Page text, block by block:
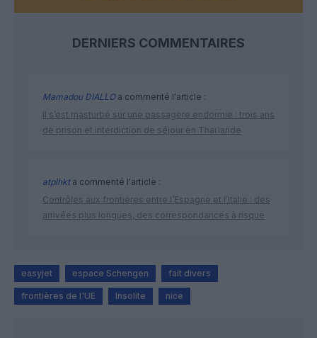
DERNIERS COMMENTAIRES
Mamadou DIALLOa commenté l'article :
Il s’est masturbé sur une passagère endormie : trois ans
de prison et interdiction de séjour en Thaïlande
atplhkta commenté l'article :
Contrôles aux frontières entre l’Espagne et l’Italie : des
arrivées plus longues, des correspondances à risque
easyjet espace Schengen fait divers
frontières de l'UE Insolite nice